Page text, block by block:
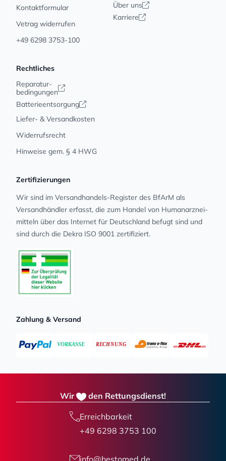
Kontaktformular
Vetrag widerrufen
+49 6298 3753-100
Über uns
Karriere
Rechtliches
Reparatur-
bedingungen
Batterieentsorgung
Liefer- & Versandkosten
Widerrufsrecht
Hinweise gem. § 4 HWG
Zertifizierungen
Wir sind im Versandhandels-Register des BfArM als
Versandhändler erfasst, die zum Handel von Human­arz­nei­
mit­teln über das Internet für Deutschland befugt sind und
sind durch die Dekra ISO 9001 zertifiziert.
Zahlung & Versand
Wir den Rettungsdienst!
Erreichbarkeit
+49 6298 3753 100
info@hestomed.de